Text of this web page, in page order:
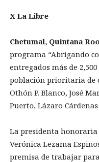
X La Libre
Chetumal, Quintana Roo
programa “Abrigando
entregados más de
población prioritaria de
Othón P. Blanco, José
Puerto, Lázaro
La presidenta honoraria
Verónica Lezama
premisa de trabajar